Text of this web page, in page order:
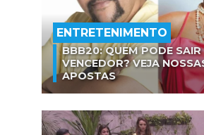
ENTRETENIMENTO
BBB20: QUEM PODE SAIR
VENCEDOR? VEJA
APOSTAS